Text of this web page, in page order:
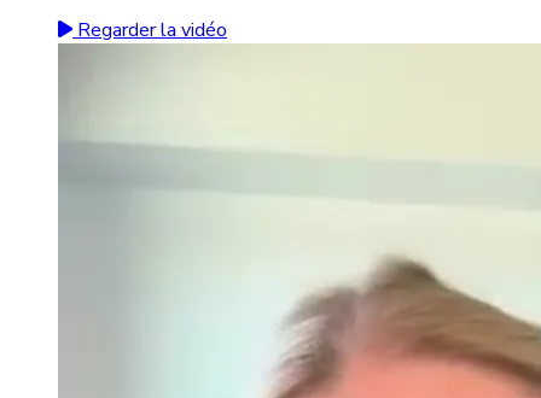
Regarder la vidéo